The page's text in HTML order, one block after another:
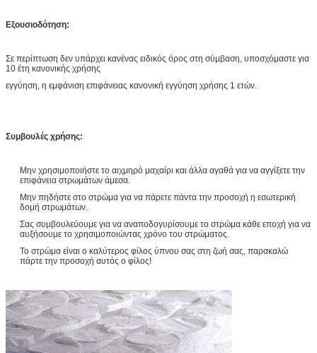
Εξουσιοδότηση:
Σε περίπτωση δεν υπάρχει κανένας ειδικός όρος στη σύμβαση, υποσχόμαστε για
10 έτη κανονικής χρήσης
εγγύηση, η εμφάνιση επιφάνειας κανονική εγγύηση χρήσης 1 ετών.
Συμβουλές χρήσης:
Μην χρησιμοποιήστε το αιχμηρό μαχαίρι και άλλα αγαθά για να αγγίξετε την
επιφάνεια στρωμάτων άμεσα.
Μην πηδήστε στο στρώμα για να πάρετε πάντα την προσοχή η εσωτερική
δομή στρωμάτων.
Σας συμβουλεύουμε για να αναποδογυρίσουμε το στρώμα κάθε εποχή για να
αυξήσουμε το χρησιμοποιώντας χρόνο του στρώματος.
Το στρώμα είναι ο καλύτερος φίλος ύπνου σας στη ζωή σας, παρακαλώ
πάρτε την προσοχή αυτός ο φίλος!